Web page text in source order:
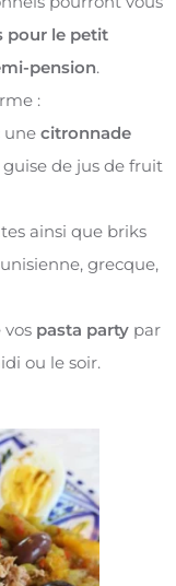
pour le petit
pension.
:
une citronnade
de jus de fruit
ainsi que briks
grecque,
vos pasta party par
ou le soir.